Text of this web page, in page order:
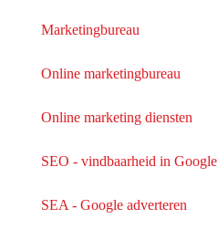
Marketingbureau
Online marketingbureau
Online marketing diensten
SEO - vindbaarheid in Google
SEA - Google adverteren